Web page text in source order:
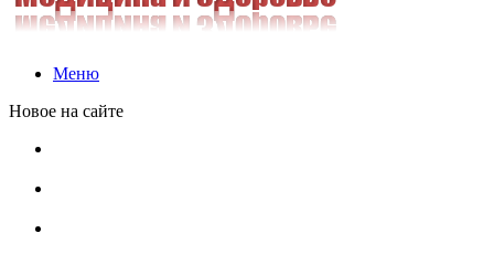
Меню
Новое на сайте